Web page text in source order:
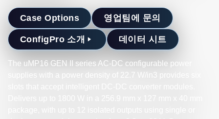
Case Options 영업팀에 문의
ConfigPro 소개 데이터 시트
The uMP16 GEN II series AC-DC configurable power
supplies with a power density of 22.7 W/in3 provides six